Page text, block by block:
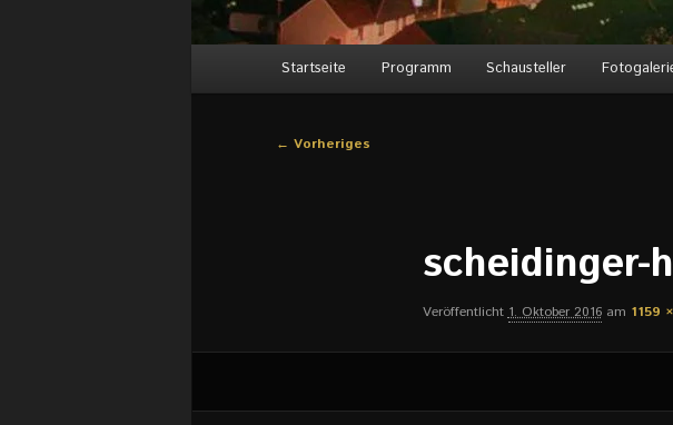
Startseite Programm Schausteller
Bilder-
← Vorheriges
scheidinger-
Veröffentlicht1. Oktober 2016am 1159